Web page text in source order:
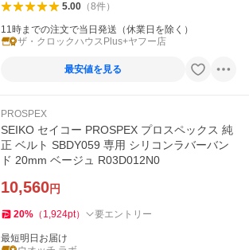
5.00（8件）
11時までの注文で当日発送（休業日を除く）
ザ・クロックハウスPlus+ヤフー店
最安値を見る
PROSPEX
SEIKO セイコー PROSPEX プロスペックス 純
正 ベルト SBDY059 専用 シリコンラバーバン
ド 20mm ベージュ R03D012N0
10,560円
20% （ 1,924pt） 要エントリー
最短明日お届け